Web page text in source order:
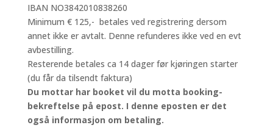
IBAN NO3842010838260
Minimum € 125,- betales ved registrering dersom
annet ikke er avtalt. Denne refunderes ikke ved en evt
avbestilling.
Resterende betales ca 14 dager før kjøringen starter
(du får da tilsendt faktura)
Du mottar har booket vil du motta booking-
bekreftelse på epost. I denne eposten er det
også informasjon om betaling.